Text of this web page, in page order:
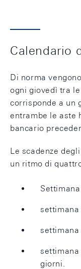
Calendario
Di norma
ogni giovedì tra
corrisponde a un
entrambe le aste
bancario
Le scadenze
un ritmo di
settimana
settimana
settimana
giorni.